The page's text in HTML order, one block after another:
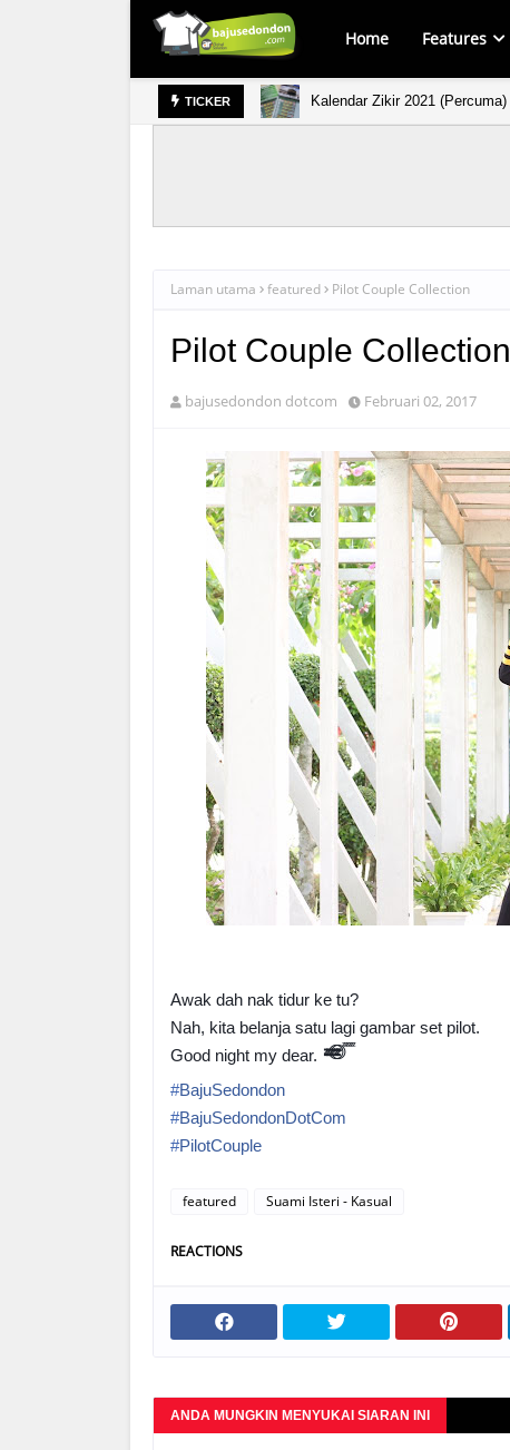
Home Features
TICKER Kalendar Zikir 2021 (Percuma)
Laman utama featured Pilot Couple Collection
Pilot Couple Collection
bajusedondon dotcom Februari 02, 2017
Awak dah nak tidur ke tu?
Nah, kita belanja satu lagi gambar set pilot.
Good night my dear. 💤
💤
😴
😴
#BajuSedondon
#BajuSedondonDotCom
#PilotCouple
featured Suami Isteri - Kasual
REACTIONS
ANDA MUNGKIN MENYUKAI SIARAN INI